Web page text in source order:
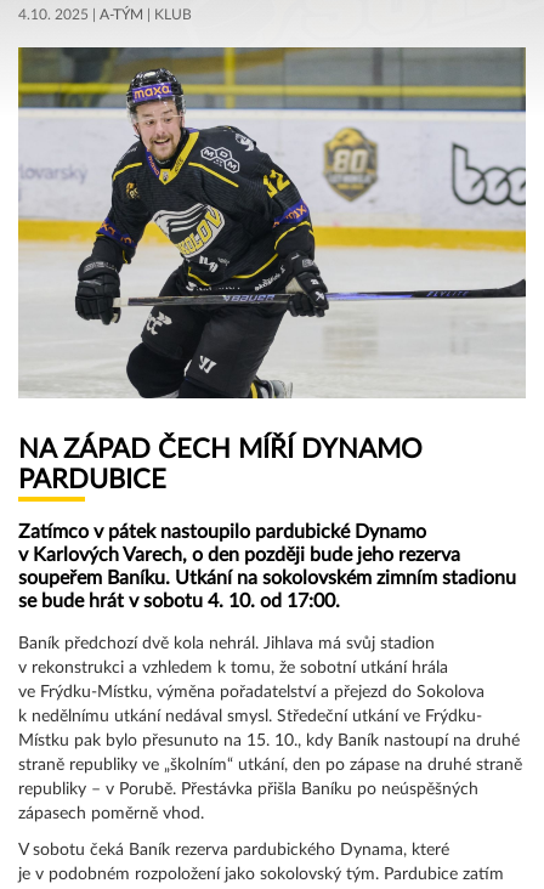
4.10. 2025 | A-TÝM | KLUB
NA ZÁPAD ČECH MÍŘÍ DYNAMO
PARDUBICE
Zatímco v pátek nastoupilo pardubické Dynamo
v Karlových Varech, o den později bude jeho rezerva
soupeřem Baníku. Utkání na sokolovském zimním stadionu
se bude hrát v sobotu 4. 10. od 17:00.
Baník předchozí dvě kola nehrál. Jihlava má svůj stadion
v rekonstrukci a vzhledem k tomu, že sobotní utkání hrála
ve Frýdku-Místku, výměna pořadatelství a přejezd do Sokolova
k nedělnímu utkání nedával smysl. Středeční utkání ve Frýdku-
Místku pak bylo přesunuto na 15. 10., kdy Baník nastoupí na druhé
straně republiky ve „školním“ utkání, den po zápase na druhé straně
republiky – v Porubě. Přestávka přišla Baníku po neúspěšných
zápasech poměrně vhod.
V sobotu čeká Baník rezerva pardubického Dynama, které
je v podobném rozpoložení jako sokolovský tým. Pardubice zatím